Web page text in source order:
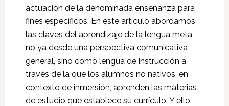
actuación de la denominada enseñanza para
fines específicos. En este artículo abordamos
las claves del aprendizaje de la lengua meta
no ya desde una perspectiva comunicativa
general, sino como lengua de instrucción a
través de la que los alumnos no nativos, en
contexto de inmersión, aprenden las materias
de estudio que establece su currículo. Y ello